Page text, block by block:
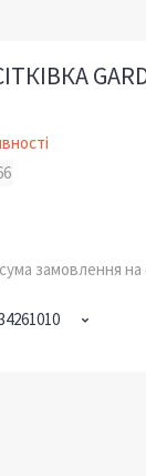
замовлення на